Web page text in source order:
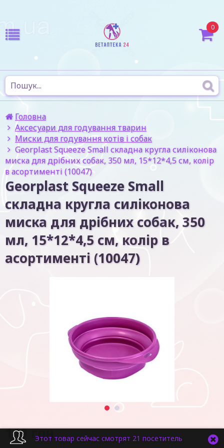
0
Головна
Аксесуари для годування тварин
Миски для годування котів і собак
Georplast Squeeze Small складна кругла силіконова
миска для дрібних собак, 350 мл, 15*12*4,5 см, колір
в асортименті (10047)
Georplast Squeeze Small
складна кругла силіконова
миска для дрібних собак, 350
мл, 15*12*4,5 см, колір в
асортименті (10047)
1 2
149грн.
Этот товар сейчас смотрят 21 посетитель